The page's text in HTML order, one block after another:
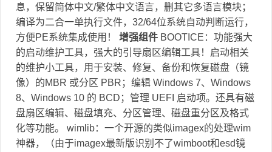
息，保留简体中文/繁体中文语言，删其它多语言模块；
编译为二合一单执行文件，32/64位系统自动判断运行，
方便PE系统集成使用！ 增强组件 BOOTICE：功能强大
的启动维护工具，强大的引导扇区编辑工具！启动相关
的维护小工具，用于安装、修复、备份和恢复磁盘（镜
像）的MBR 或分区 PBR；编辑 Windows 7、Windows
8、Windows 10 的 BCD；管理 UEFI 启动项。还具有磁
盘扇区编辑、磁盘填充、分区管理、磁盘重分区及格式
化等功能。 wimlib：一个开源的类似imagex的处理wim
神器，（由于imagex最新版识别不了wimboot和esd镜